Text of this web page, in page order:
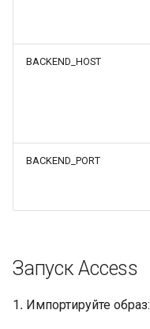
BACKEND_HOST
BACKEND_PORT
Запуск Access
1․ Импортируйте образ: